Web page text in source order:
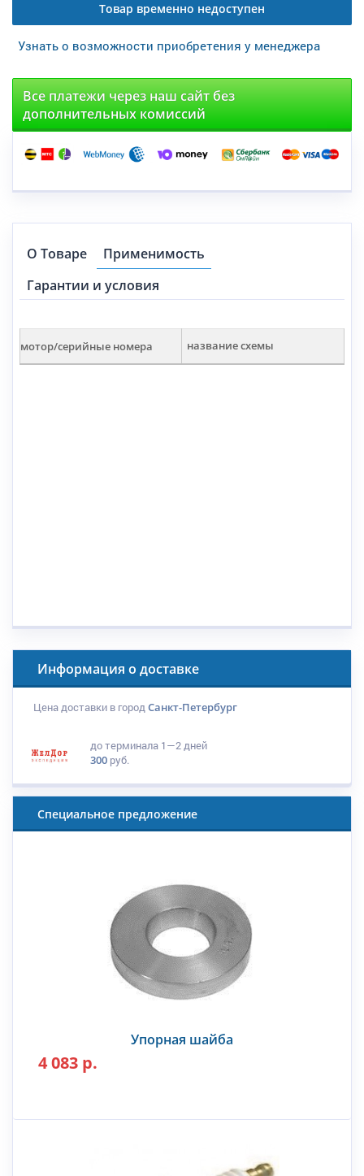
Товар временно недоступен
Узнать о возможности приобретения у менеджера
Все платежи через наш сайт без
дополнительных комиссий
О Товаре
Применимость
Гарантии и условия
мотор/серийные номера название схемы
Информация о доставке
Цена доставки в городСанкт-Петербург
до терминала 1—2 дней
300 руб.
Специальное предложение
Упорная шайба
4 083 р.